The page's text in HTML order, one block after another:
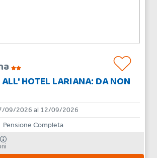
ALL' HOTEL LARIANA: DA NON
09/2026 al 12/09/2026
Pensione Completa